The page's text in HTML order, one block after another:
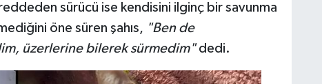
sürücü ise kendisini ilginç bir savunma
öne süren şahıs, "Ben de
üzerlerine bilerek sürmedim"dedi.